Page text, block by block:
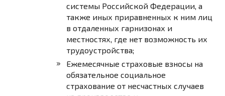
системы Российской Федерации, а
также иных приравненных к ним лиц
в отдаленных гарнизонах и
местностях, где нет возможность их
трудоустройства;
Ежемесячные страховые взносы на
обязательное социальное
страхование от несчастных случаев